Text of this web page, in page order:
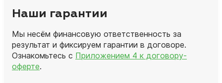
Наши гарантии
Мы несём финансовую ответственность за
результат и фиксируем гарантии в договоре.
Ознакомьтесь с Приложением 4 к договору-
оферте.